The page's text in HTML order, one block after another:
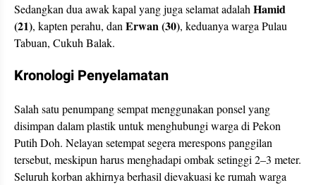
Sedangkan dua awak kapal yang juga selamat adalah Hamid
(21), kapten perahu, dan Erwan (30), keduanya warga Pulau
Tabuan, Cukuh Balak.
Kronologi Penyelamatan
Salah satu penumpang sempat menggunakan ponsel yang
disimpan dalam plastik untuk menghubungi warga di Pekon
Putih Doh. Nelayan setempat segera merespons panggilan
tersebut, meskipun harus menghadapi ombak setinggi 2–3 meter.
Seluruh korban akhirnya berhasil dievakuasi ke rumah warga